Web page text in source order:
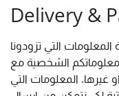
Delivery &
التي تزودونا
معلوماتكم الشخصية مع
المعلومات التي